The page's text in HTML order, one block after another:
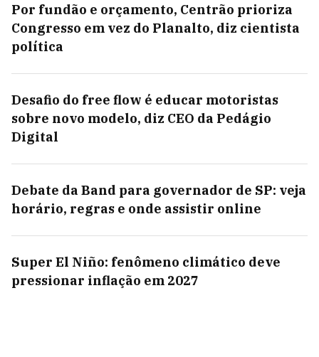
Por fundão e orçamento, Centrão prioriza
Congresso em vez do Planalto, diz cientista
política
Desafio do free flow é educar motoristas
sobre novo modelo, diz CEO da Pedágio
Digital
Debate da Band para governador de SP: veja
horário, regras e onde assistir online
Super El Niño: fenômeno climático deve
pressionar inflação em 2027